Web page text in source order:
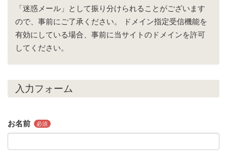
「迷惑メール」として振り分けられることがございます
ので、事前にご了承ください。
ドメイン指定受信機能を
有効にしている場合、事前に当サイトのドメインを許可
してください。
入力フォーム
お名前 必須